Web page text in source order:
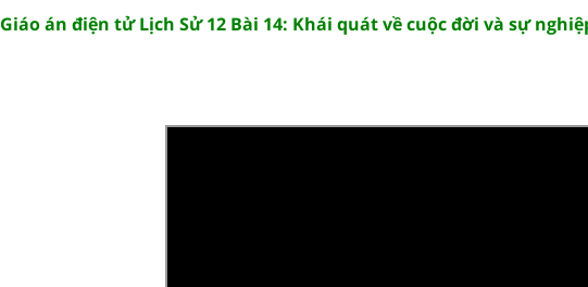
Giáo án điện tử Lịch Sử 12 Bài 14: Khái quát về cuộc đời và sự